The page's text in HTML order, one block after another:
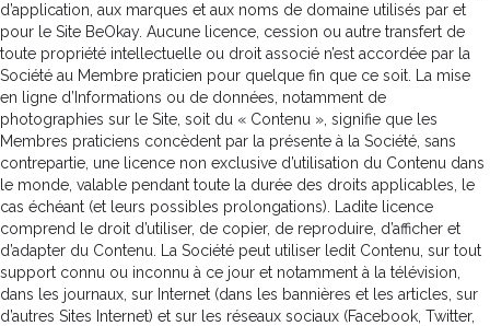
d’application, aux marques et aux noms de domaine utilisés par et
pour le Site BeOkay. Aucune licence, cession ou autre transfert de
toute propriété intellectuelle ou droit associé n’est accordée par la
Société au Membre praticien pour quelque fin que ce soit. La mise
en ligne d’Informations ou de données, notamment de
photographies sur le Site, soit du « Contenu », signifie que les
Membres praticiens concèdent par la présente à la Société, sans
contrepartie, une licence non exclusive d’utilisation du Contenu dans
le monde, valable pendant toute la durée des droits applicables, le
cas échéant (et leurs possibles prolongations). Ladite licence
comprend le droit d’utiliser, de copier, de reproduire, d’afficher et
d’adapter du Contenu. La Société peut utiliser ledit Contenu, sur tout
support connu ou inconnu à ce jour et notamment à la télévision,
dans les journaux, sur Internet (dans les bannières et les articles, sur
d’autres Sites Internet) et sur les réseaux sociaux (Facebook, Twitter,